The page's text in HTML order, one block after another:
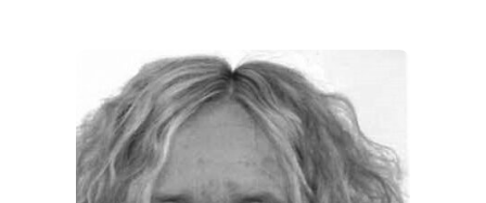
REGIONEN